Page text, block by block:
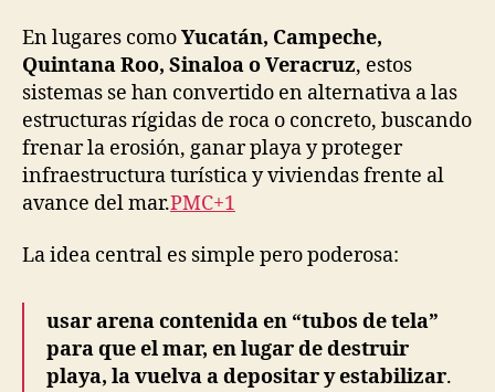
En lugares comoYucatán, Campeche,
Quintana Roo, Sinaloa o Veracruz, estos
sistemas se han convertido en alternativa a las
estructuras rígidas de roca o concreto, buscando
frenar la erosión, ganar playa y proteger
infraestructura turística y viviendas frente al
avance del mar.PMC+1
La idea central es simple pero poderosa:
usar arena contenida en “tubos de tela”
para que el mar, en lugar de destruir
playa, la vuelva a depositar y estabilizar.